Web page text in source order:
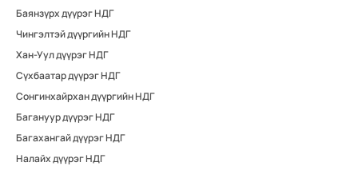
Баянзүрх дүүрэг НДГ
Чингэлтэй дүүргийн НДГ
Хан-Уул дүүрэг НДГ
Сүхбаатар дүүрэг НДГ
Сонгинхайрхан дүүргийн НДГ
Багануур дүүрэг НДГ
Багахангай дүүрэг НДГ
Налайх дүүрэг НДГ